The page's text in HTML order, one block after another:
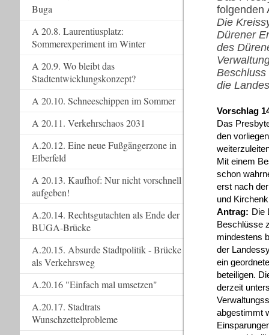
folgenden
Die
Dürener
des
Beschluss
die
Vorschlag
Das
den
Mit einem
schon
erst nach
und
Antrag: Die
Beschlüsse
mindestens
der
ein
beteiligen.
derzeit
abgestimmt
Buga
A 20.8. Laurentiusplatz:
Sommerexperiment im Winter
A 20.9. Wo bleibt das
Stadtentwicklungskonzept?
A 20.10. Schneeschippen im Sommer
A 20.11. Verkehrschaos 2031
A.20.12. Eine neue Fußgängerzone in
Elberfeld
A 20.13. Kaufhof: Nur nicht vorschnell
aufgeben!
A.20.14. Rechtsgutachten als Ende der
BUGA-Brücke
A.20.15. Absurde Stadtpolitik - Brücke
als Verkehrsweg
A.20.16 "Einfach mal umsetzen"
A.20.17. Stadtrats
Wunschzettelprobleme